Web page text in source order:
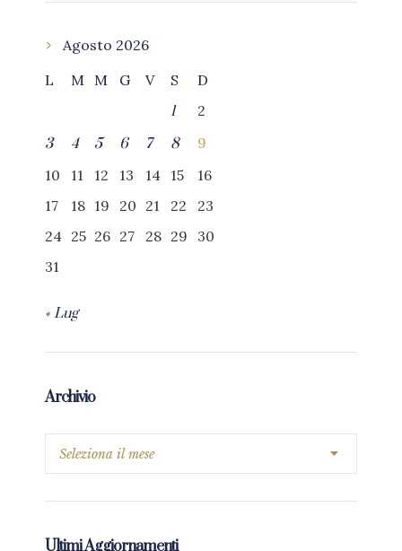
Agosto 2026
L
M M G V S
D
1
2
3
4 5 6 7 8
9
10
11 12 13 14 15
16
17
18 19 20 21 22
23
24 25 26 27 28 29
30
31
« Lug
Archivio
Ultimi Aggiornamenti